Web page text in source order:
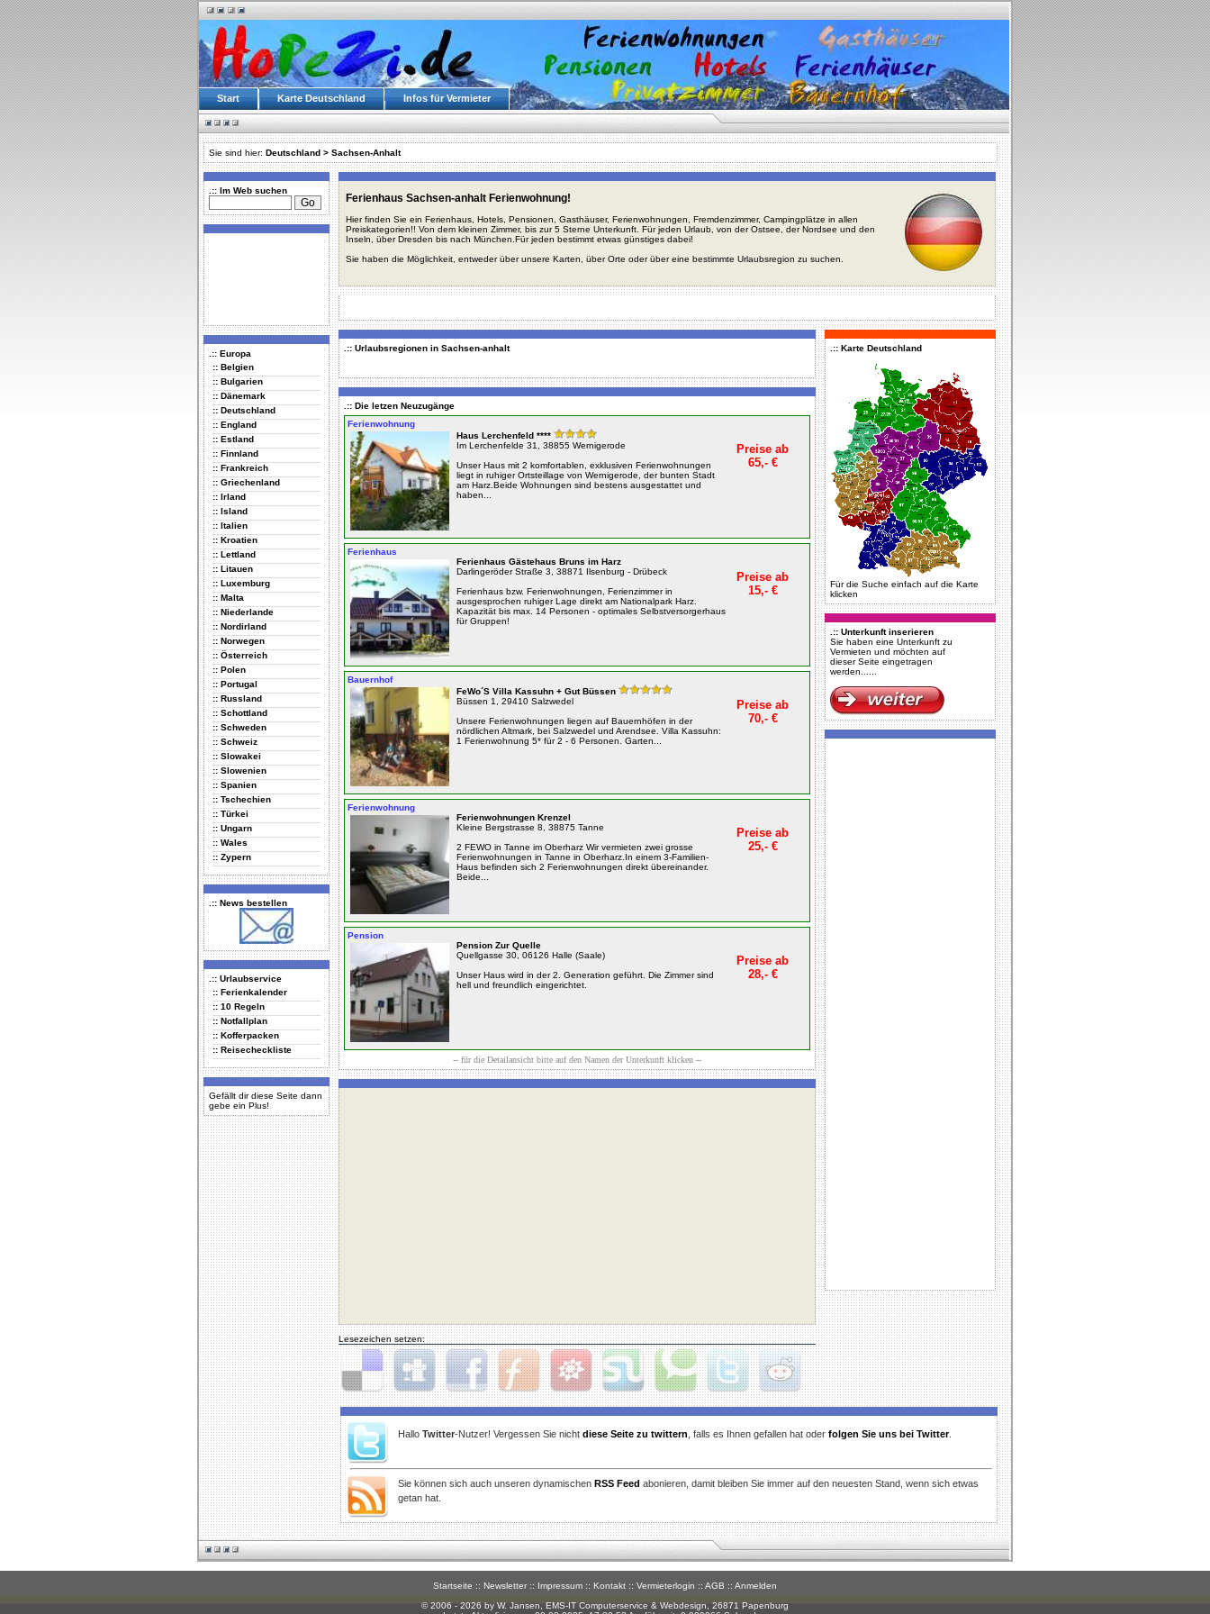
Start Karte Deutschland Infos für Vermieter
Sie sind hier: Deutschland > Sachsen-Anhalt
.:: Im Web suchen
.:: Europa
:: Belgien
:: Bulgarien
:: Dänemark
:: Deutschland
:: England
:: Estland
:: Finnland
:: Frankreich
:: Griechenland
:: Irland
:: Island
:: Italien
:: Kroatien
:: Lettland
:: Litauen
:: Luxemburg
:: Malta
:: Niederlande
:: Nordirland
:: Norwegen
:: Österreich
:: Polen
:: Portugal
:: Russland
:: Schottland
:: Schweden
:: Schweiz
:: Slowakei
:: Slowenien
:: Spanien
:: Tschechien
:: Türkei
:: Ungarn
:: Wales
:: Zypern
.:: News bestellen
.:: Urlaubservice
:: Ferienkalender
:: 10 Regeln
:: Notfallplan
:: Kofferpacken
:: Reisecheckliste
Gefällt dir diese Seite dann
gebe ein Plus!
Ferienhaus Sachsen-anhalt Ferienwohnung!
Hier finden Sie ein Ferienhaus, Hotels, Pensionen, Gasthäuser, Ferienwohnungen, Fremdenzimmer, Campingplätze in allen
Preiskategorien!! Von dem kleinen Zimmer, bis zur 5 Sterne Unterkunft. Für jeden Urlaub, von der Ostsee, der Nordsee und den
Inseln, über Dresden bis nach München.Für jeden bestimmt etwas günstiges dabei!
Sie haben die Möglichkeit, entweder über unsere Karten, über Orte oder über eine bestimmte Urlaubsregion zu suchen.
.:: Urlaubsregionen in Sachsen-anhalt
.:: Die letzen Neuzugänge
Ferienwohnung
Haus Lerchenfeld ****
Im Lerchenfelde 31, 38855 Wernigerode
Unser Haus mit 2 komfortablen, exklusiven Ferienwohnungen
liegt in ruhiger Ortsteillage von Wernigerode, der bunten Stadt
am Harz.Beide Wohnungen sind bestens ausgestattet und
haben...
Preise ab
65,- €
Ferienhaus
Ferienhaus Gästehaus Bruns im Harz
Darlingeröder Straße 3, 38871 Ilsenburg - Drübeck
Ferienhaus bzw. Ferienwohnungen, Ferienzimmer in
ausgesprochen ruhiger Lage direkt am Nationalpark Harz.
Kapazität bis max. 14 Personen - optimales Selbstversorgerhaus
für Gruppen!
Preise ab
15,- €
Bauernhof
FeWo´S Villa Kassuhn + Gut Büssen
Büssen 1, 29410 Salzwedel
Unsere Ferienwohnungen liegen auf Bauernhöfen in der
nördlichen Altmark, bei Salzwedel und Arendsee. Villa Kassuhn:
1 Ferienwohnung 5* für 2 - 6 Personen. Garten...
Preise ab
70,- €
Ferienwohnung
Ferienwohnungen Krenzel
Kleine Bergstrasse 8, 38875 Tanne
2 FEWO in Tanne im Oberharz Wir vermieten zwei grosse
Ferienwohnungen in Tanne in Oberharz.In einem 3-Familien-
Haus befinden sich 2 Ferienwohnungen direkt übereinander.
Beide...
Preise ab
25,- €
Pension
Pension Zur Quelle
Quellgasse 30, 06126 Halle (Saale)
Unser Haus wird in der 2. Generation geführt. Die Zimmer sind
hell und freundlich eingerichtet.
Preise ab
28,- €
-- für die Detailansicht bitte auf den Namen der Unterkunft klicken --
Lesezeichen setzen:
Delicious Digg Facebook Furl StudiVZ StumbleUponTechnorati Twitter Reddit
.:: Karte Deutschland
Für die Suche einfach auf die Karte
klicken
.:: Unterkunft inserieren
Sie haben eine Unterkunft zu
Vermieten und möchten auf
dieser Seite eingetragen
werden......
Hallo Twitter-Nutzer! Vergessen Sie nicht diese Seite zu twittern , falls es Ihnen gefallen hat oder folgen Sie uns bei Twitter.
Sie können sich auch unseren dynamischen RSS Feed abonieren, damit bleiben Sie immer auf den neuesten Stand, wenn sich etwas
getan hat.
Startseite :: Newsletter :: Impressum :: Kontakt :: Vermieterlogin :: AGB :: Anmelden
© 2006 - 2026 by W. Jansen, EMS-IT Computerservice & Webdesign , 26871 Papenburg